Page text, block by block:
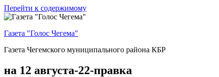
Перейти к содержимому
Газета "Голос Чегема"
Газета Чегемского муниципального района КБР
на 12 августа-22-правка